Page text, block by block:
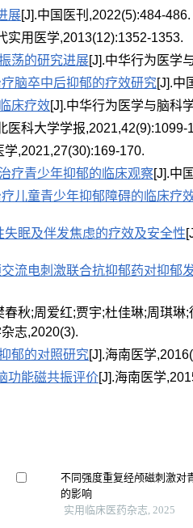
展[J].中国医刊,2022(5):484-486.
实用医学,2013(12):1352-1353.
荡的研究进展[J].中华行为医学
脑卒中后抑郁的疗效研究[J].中
床疗效[J].中华行为医学与脑科
医科大学学报,2021,42(9):1099-
学,2021,27(30):169-170.
疗青少年抑郁的临床观察[J].中
儿童青少年抑郁障碍的临床疗
眠及伴发焦虑的疗效及安全性
流电刺激联合抗抑郁药对抑郁
秋;周爱红;贾宇;杜佳琳;周琪琳
志,2020(3).
郁的对照研究[J].海南医学
功能磁共振评价[J].海南医学
不同强度重复经颅磁刺激对
的影响
实用临床医药杂志, 2025